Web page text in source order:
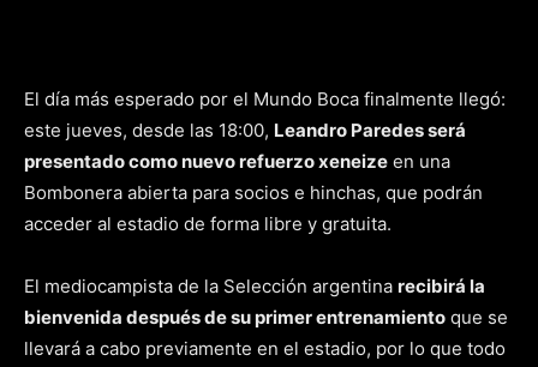
El día más esperado por el Mundo Boca finalmente llegó:
este jueves, desde las 18:00, Leandro Paredesserá
presentado como nuevo refuerzo xeneize en una
Bombonera abierta para socios e hinchas, que podrán
acceder al estadio de forma libre y gratuita.
El mediocampista de la Selección argentina recibirá la
bienvenida después de su primer entrenamiento que se
llevará a cabo previamente en el estadio, por lo que todo